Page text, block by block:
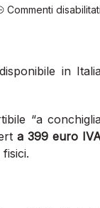
Commenti disabilitati
in
“a
a 399 euro